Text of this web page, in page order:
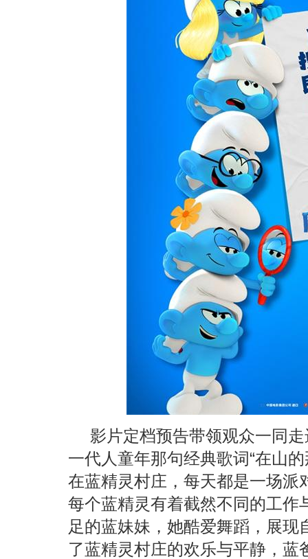
影片定档预告带领观众一同
一代人童年那句经典歌词“在山
在蓝精灵村庄，每天都是一场派
每个蓝精灵有着截然不同的工作
足的蓝妹妹，她酷爱舞蹈，展
了蓝精灵村庄的欢乐与平静，